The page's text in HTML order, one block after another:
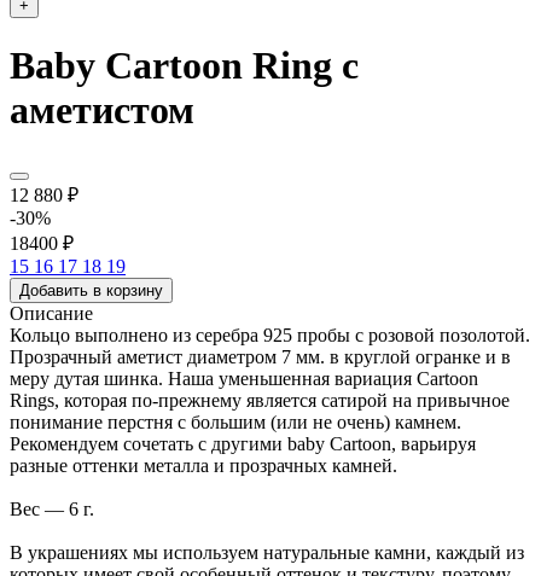
+
Baby Cartoon Ring с
аметистом
12 880 ₽
-30%
18400 ₽
15 16 17 18 19
Добавить в корзину
Описание
Кольцо выполнено из серебра 925 пробы с розовой позолотой.
Прозрачный аметист диаметром 7 мм. в круглой огранке и в
меру дутая шинка. Наша уменьшенная вариация Cartoon
Rings, которая по-прежнему является сатирой на привычное
понимание перстня с большим (или не очень) камнем.
Рекомендуем сочетать с другими baby Cartoon, варьируя
разные оттенки металла и прозрачных камней.
Вес — 6 г.
В украшениях мы используем натуральные камни, каждый из